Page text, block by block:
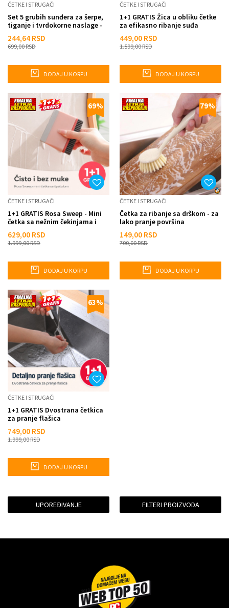
ČETKE I STRUGAČI
Set 5 grubih sunđera za šerpe,
tiganje i tvrdokorne naslage -
244,64 RSD
699,00RSD
DODAJ U KORPU
ČETKE I STRUGAČI
1+1 GRATIS Žica u obliku četke
za efikasno ribanje suđa
449,00 RSD
1.599,00RSD
DODAJ U KORPU
69%
ČETKE I STRUGAČI
1+1 GRATIS Rosa Sweep - Mini
četka sa nežnim čekinjama i
629,00 RSD
1.999,00RSD
DODAJ U KORPU
79%
ČETKE I STRUGAČI
Četka za ribanje sa drškom - za
lako pranje površina
149,00 RSD
700,00RSD
DODAJ U KORPU
63%
ČETKE I STRUGAČI
1+1 GRATIS Dvostrana četkica
za pranje flašica
749,00 RSD
1.999,00RSD
DODAJ U KORPU
UPOREĐIVANJE FILTERI PROIZVODA